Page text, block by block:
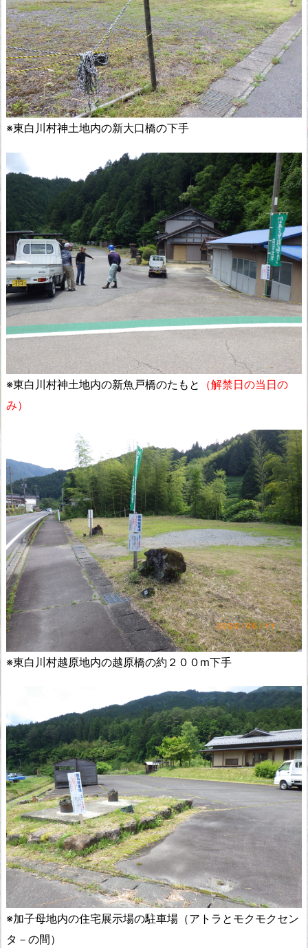
※東白川村神土地内の新大口橋の下手
※東白川村神土地内の新魚戸橋のたもと
（解禁日の当日の
み）
※東白川村越原地内の越原橋の約２００m下手
※加子母地内の住宅展示場の駐車場（アトラとモクモクセン
タ－の間）